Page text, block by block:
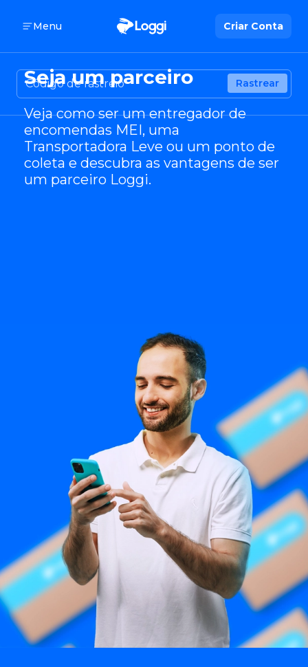
Menu Criar Conta
Rastrear
Seja um parceiro
Veja como ser um entregador de
encomendas MEI, uma
Transportadora Leve ou um ponto de
coleta e descubra as vantagens de ser
um parceiro Loggi.